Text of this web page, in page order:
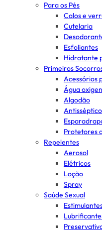
Para os Pés
Calos e
Cutelaria
Esfoliantes
Hidratante
Primeiros
Acessórios
Água
Algodão
Protetores
Repelentes
Aerosol
Elétricos
Loção
Spray
Saúde Sexual